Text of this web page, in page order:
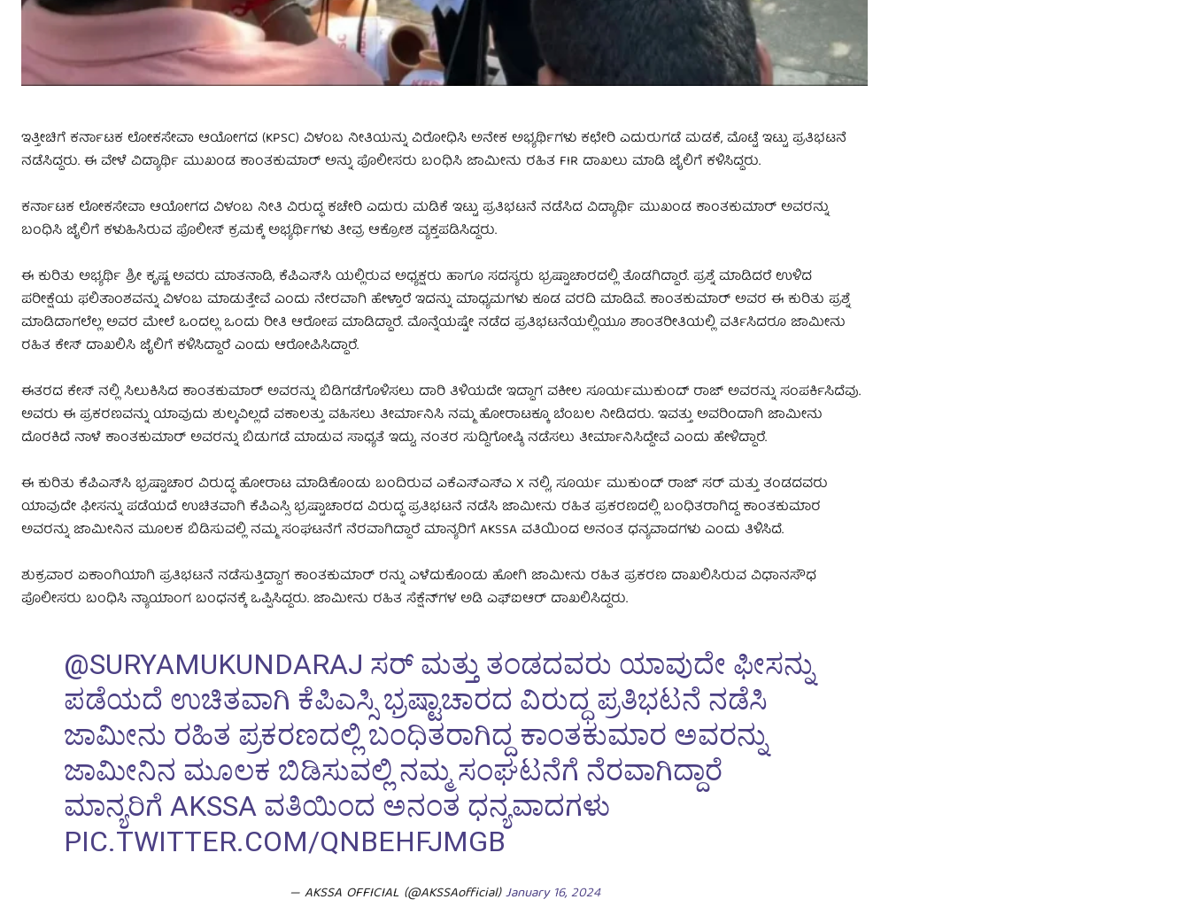
ಇತ್ತೀಚಿಗೆ ಕರ್ನಾಟಕ ಲೋಕಸೇವಾ ಆಯೋಗದ (KPSC) ವಿಳಂಬ ನೀತಿಯನ್ನು ವಿರೋಧಿಸಿ ಅನೇಕ ಅಭ್ಯರ್ಥಿಗಳು ಕಛೇರಿ ಎದುರುಗಡೆ ಮಡಕೆ, ಮೊಟ್ಟೆ ಇಟ್ಟು ಪ್ರತಿಭಟನೆ
ನಡೆಸಿದ್ದರು. ಈ ವೇಳೆ ವಿದ್ಯಾರ್ಥಿ ಮುಖಂಡ ಕಾಂತಕುಮಾರ್ ಅನ್ನು ಪೊಲೀಸರು ಬಂಧಿಸಿ ಜಾಮೀನು ರಹಿತ FIR ದಾಖಲು ಮಾಡಿ ಜೈಲಿಗೆ ಕಳಿಸಿದ್ದರು.
ಕರ್ನಾಟಕ ಲೋಕಸೇವಾ ಆಯೋಗದ ವಿಳಂಬ ನೀತಿ ವಿರುದ್ಧ ಕಚೇರಿ ಎದುರು ಮಡಿಕೆ ಇಟ್ಟು ಪ್ರತಿಭಟನೆ ನಡೆಸಿದ ವಿದ್ಯಾರ್ಥಿ ಮುಖಂಡ ಕಾಂತಕುಮಾ‌ರ್ ಅವರನ್ನು
ಬಂಧಿಸಿ ಜೈಲಿಗೆ ಕಳುಹಿಸಿರುವ ಪೊಲೀಸ್‌ ಕ್ರಮಕ್ಕೆ ಅಭ್ಯರ್ಥಿಗಳು ತೀವ್ರ ಆಕ್ರೋಶ ವ್ಯಕ್ತಪಡಿಸಿದ್ದರು.
ಈ ಕುರಿತು ಅಭ್ಯರ್ಥಿ ಶ್ರೀ ಕೃಷ್ಣ ಅವರು ಮಾತನಾಡಿ, ಕೆಪಿಎಸ್‌ಸಿ ಯಲ್ಲಿರುವ ಅಧ್ಯಕ್ಷರು ಹಾಗೂ ಸದಸ್ಯರು ಭ್ರಷ್ಟಾಚಾರದಲ್ಲಿ ತೊಡಗಿದ್ದಾರೆ. ಪ್ರಶ್ನೆ ಮಾಡಿದರೆ ಉಳಿದ
ಪರೀಕ್ಷೆಯ ಫಲಿತಾಂಶವನ್ನು ವಿಳಂಬ ಮಾಡುತ್ತೇವೆ ಎಂದು ನೇರವಾಗಿ ಹೇಳ್ತಾರೆ ಇದನ್ನು ಮಾಧ್ಯಮಗಳು ಕೂಡ ವರದಿ ಮಾಡಿವೆ. ಕಾಂತಕುಮಾರ್ ಅವರ ಈ ಕುರಿತು ಪ್ರಶ್ನೆ
ಮಾಡಿದಾಗಲೆಲ್ಲ ಅವರ ಮೇಲೆ ಒಂದಲ್ಲ ಒಂದು ರೀತಿ ಆರೋಪ ಮಾಡಿದ್ದಾರೆ. ಮೊನ್ನೆಯಷ್ಟೇ ನಡೆದ ಪ್ರತಿಭಟನೆಯಲ್ಲಿಯೂ ಶಾಂತರೀತಿಯಲ್ಲಿ ವರ್ತಿಸಿದರೂ ಜಾಮೀನು
ರಹಿತ ಕೇಸ್ ದಾಖಲಿಸಿ ಜೈಲಿಗೆ ಕಳಿಸಿದ್ದಾರೆ ಎಂದು ಆರೋಪಿಸಿದ್ದಾರೆ.
ಈತರದ ಕೇಸ್ ನಲ್ಲಿ ಸಿಲುಕಿಸಿದ ಕಾಂತಕುಮಾರ್ ಅವರನ್ನು ಬಿಡಿಗಡೆಗೊಳಿಸಲು ದಾರಿ ತಿಳಿಯದೇ ಇದ್ದಾಗ ವಕೀಲ ಸೂರ್ಯಮುಕುಂದ್ ರಾಜ್ ಅವರನ್ನು ಸಂಪರ್ಕಿಸಿದೆವು.
ಅವರು ಈ ಪ್ರಕರಣವನ್ನು ಯಾವುದು ಶುಲ್ಕವಿಲ್ಲದೆ ವಕಾಲತ್ತು ವಹಿಸಲು ತೀರ್ಮಾನಿಸಿ ನಮ್ಮ ಹೋರಾಟಕ್ಕೂ ಬೆಂಬಲ ನೀಡಿದರು. ಇವತ್ತು ಅವರಿಂದಾಗಿ ಜಾಮೀನು
ದೊರಕಿದೆ ನಾಳೆ ಕಾಂತಕುಮಾರ್ ಅವರನ್ನು ಬಿಡುಗಡೆ ಮಾಡುವ ಸಾಧ್ಯತೆ ಇದ್ದು, ನಂತರ ಸುದ್ದಿಗೋಷ್ಠಿ ನಡೆಸಲು ತೀರ್ಮಾನಿಸಿದ್ದೇವೆ ಎಂದು ಹೇಳಿದ್ದಾರೆ.
ಈ ಕುರಿತು ಕೆಪಿಎಸ್‌ಸಿ ಭ್ರಷ್ಟಾಚಾರ ವಿರುದ್ಧ ಹೋರಾಟ ಮಾಡಿಕೊಂಡು ಬಂದಿರುವ ಎಕೆಎಸ್‌ಎಸ್ಎ X ನಲ್ಲಿ, ಸೂರ್ಯ ಮುಕುಂದ್ ರಾಜ್ ಸರ್ ಮತ್ತು ತಂಡದವರು
ಯಾವುದೇ ಫೀಸನ್ನು ಪಡೆಯದೆ ಉಚಿತವಾಗಿ ಕೆಪಿಎಸ್ಸಿ ಭ್ರಷ್ಟಾಚಾರದ ವಿರುದ್ಧ ಪ್ರತಿಭಟನೆ ನಡೆಸಿ ಜಾಮೀನು ರಹಿತ ಪ್ರಕರಣದಲ್ಲಿ ಬಂಧಿತರಾಗಿದ್ದ ಕಾಂತಕುಮಾರ
ಅವರನ್ನು ಜಾಮೀನಿನ ಮೂಲಕ ಬಿಡಿಸುವಲ್ಲಿ ನಮ್ಮ ಸಂಘಟನೆಗೆ ನೆರವಾಗಿದ್ದಾರೆ ಮಾನ್ಯರಿಗೆ AKSSA ವತಿಯಿಂದ ಅನಂತ ಧನ್ಯವಾದಗಳು ಎಂದು ತಿಳಿಸಿದೆ.
ಶುಕ್ರವಾರ ಏಕಾಂಗಿಯಾಗಿ ಪ್ರತಿಭಟನೆ ನಡೆಸುತ್ತಿದ್ದಾಗ ಕಾಂತಕುಮಾ‌ರ್ ರನ್ನು ಎಳೆದುಕೊಂಡು ಹೋಗಿ ಜಾಮೀನು ರಹಿತ ಪ್ರಕರಣ ದಾಖಲಿಸಿರುವ ವಿಧಾನಸೌಧ
ಪೊಲೀಸರು ಬಂಧಿಸಿ ನ್ಯಾಯಾಂಗ ಬಂಧನಕ್ಕೆ ಒಪ್ಪಿಸಿದ್ದರು. ಜಾಮೀನು ರಹಿತ ಸೆಕ್ಷೆನ್‌ಗಳ ಅಡಿ ಎಫ್‌ಐಆರ್‌ ದಾಖಲಿಸಿದ್ದರು.
@SURYAMUKUNDARAJ ಸರ್ ಮತ್ತು ತಂಡದವರು ಯಾವುದೇ ಫೀಸನ್ನು
ಪಡೆಯದೆ ಉಚಿತವಾಗಿ ಕೆಪಿಎಸ್ಸಿ ಭ್ರಷ್ಟಾಚಾರದ ವಿರುದ್ಧ ಪ್ರತಿಭಟನೆ ನಡೆಸಿ
ಜಾಮೀನು ರಹಿತ ಪ್ರಕರಣದಲ್ಲಿ ಬಂಧಿತರಾಗಿದ್ದ ಕಾಂತಕುಮಾರ ಅವರನ್ನು
ಜಾಮೀನಿನ ಮೂಲಕ ಬಿಡಿಸುವಲ್ಲಿ ನಮ್ಮ ಸಂಘಟನೆಗೆ ನೆರವಾಗಿದ್ದಾರೆ
ಮಾನ್ಯರಿಗೆ AKSSA ವತಿಯಿಂದ ಅನಂತ ಧನ್ಯವಾದಗಳು
PIC.TWITTER.COM/QNBEHFJMGB
— AKSSA OFFICIAL (@AKSSAofficial)January 16, 2024